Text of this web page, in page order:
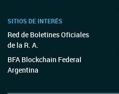
SITIOS DE INTERÉS
Red de Boletines Oficiales
de la R. A.
BFA Blockchain Federal
Argentina